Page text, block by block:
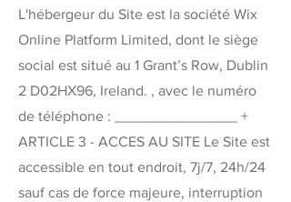
L'hébergeur du Site est la société Wix
Online Platform Limited, dont le siège
social est situé au 1 Grant’s Row, Dublin
2 D02HX96, Ireland. , avec le numéro
de téléphone : _______________ +
ARTICLE 3 - ACCES AU SITE Le Site est
accessible en tout endroit, 7j/7, 24h/24
sauf cas de force majeure, interruption